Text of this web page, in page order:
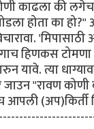
काढला की लगेच
होता का हो?"
हिणकस
यावे. त्या
जाउन "रावण
(अप)किर्ती